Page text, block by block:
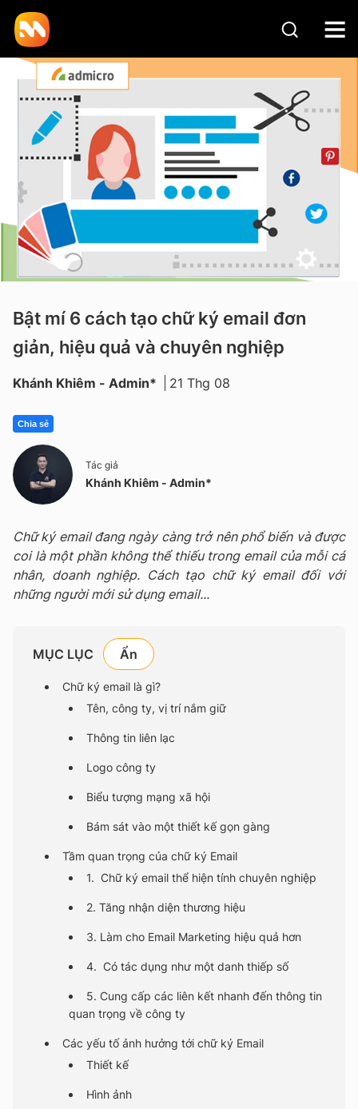
Bật mí 6 cách tạo chữ ký email đơn
giản, hiệu quả và chuyên nghiệp
Khánh Khiêm - Admin* 21 Thg 08
Chia sẻ
Tác giả
Khánh Khiêm - Admin*
Chữ ký email đang ngày càng trở nên phổ biến và được
coi là một phần không thể thiếu trong email của mỗi cá
nhân, doanh nghiệp. Cách tạo chữ ký email đối với
những người mới sử dụng email...
MỤC LỤC
Chữ ký email là gì?
Tên, công ty, vị trí nắm giữ
Thông tin liên lạc
Logo công ty
Biểu tượng mạng xã hội
Bám sát vào một thiết kế gọn gàng
Tầm quan trọng của chữ ký Email
1. Chữ ký email thể hiện tính chuyên nghiệp
2. Tăng nhận diện thương hiệu
3. Làm cho Email Marketing hiệu quả hơn
4. Có tác dụng như một danh thiếp số
5. Cung cấp các liên kết nhanh đến thông tin
quan trọng về công ty
Các yếu tố ảnh hưởng tới chữ ký Email
Thiết kế
Hình ảnh